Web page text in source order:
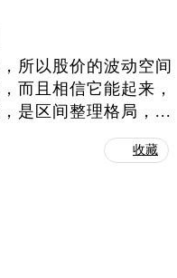
所以股价的波动空间
而且相信它能起来，
是区间整理格局，...
收藏